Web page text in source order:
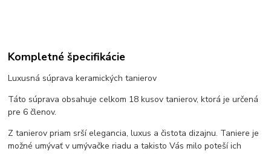
Kompletné špecifikácie
Luxusná súprava keramických tanierov
Táto súprava obsahuje celkom 18 kusov tanierov, ktorá je určená
pre 6 členov.
Z tanierov priam srší elegancia, luxus a čistota dizajnu. Taniere je
možné umývať v umývačke riadu a takisto Vás milo poteší ich